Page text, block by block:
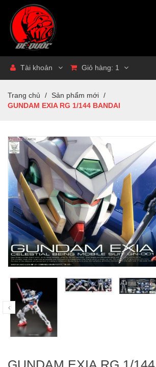
Tài khoản Giỏ hàng: 1
Trang chủ / Sản phẩm mới /
GUNDAM EXIA RG 1/144 BANDAI